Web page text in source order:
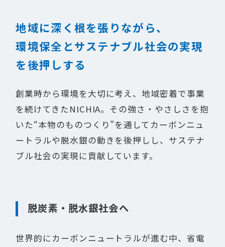
地域に深く根を張りながら、
環境保全とサステナブル社会の実現
を後押しする
創業時から環境を大切に考え、地域密着で事業
を続けてきたNICHIA。その強さ・やさしさを抱
いた“本物のものつくり”を通してカーボンニュ
ートラルや脱水銀の動きを後押しし、サステナ
ブル社会の実現に貢献しています。
脱炭素・脱水銀社会へ
世界的にカーボンニュートラルが進む中、省電